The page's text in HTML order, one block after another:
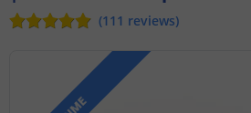
(111 reviews)